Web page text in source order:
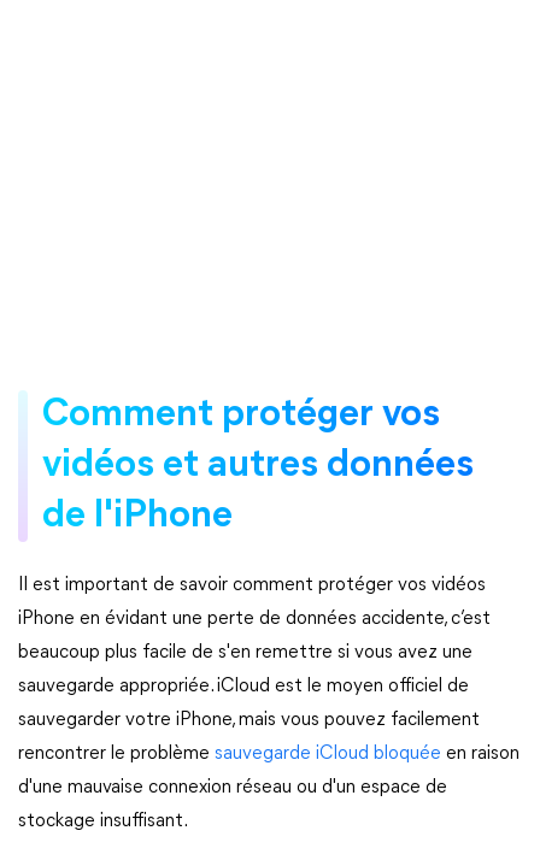
Comment protéger vos
vidéos et autres données
de l'iPhone
Il est important de savoir comment protéger vos vidéos
iPhone en évidant une perte de données accidente, c’est
beaucoup plus facile de s'en remettre si vous avez une
sauvegarde appropriée. iCloud est le moyen officiel de
sauvegarder votre iPhone, mais vous pouvez facilement
rencontrer le problème sauvegarde iCloud bloquée en raison
d'une mauvaise connexion réseau ou d'un espace de
stockage insuffisant.